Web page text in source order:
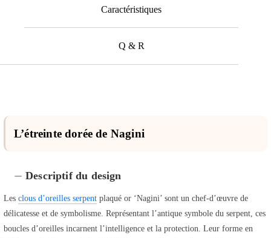
Caractéristiques
Q & R
L’étreinte dorée de Nagini
Descriptif du design
Les clous d’oreilles serpent plaqué or ‘Nagini’ sont un chef-d’œuvre de
délicatesse et de symbolisme. Représentant l’antique symbole du serpent, ces
boucles d’oreilles incarnent l’intelligence et la protection. Leur forme en